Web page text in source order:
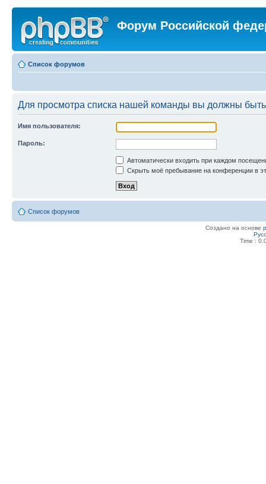
Форум Российской
Список форумов
Для просмотра списка нашей команды вы должны
Имя пользователя:
Пароль:
Автоматически входить при каждом
Скрыть моё пребывание на конференции в
Список форумов
Создано на основе
Time :